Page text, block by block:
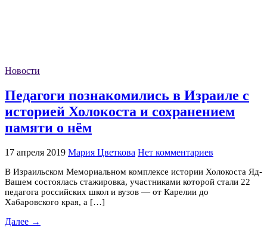
Новости
Педагоги познакомились в Израиле с
историей Холокоста и сохранением
памяти о нём
17 апреля 2019 Мария Цветкова Нет комментариев
В Израильском Мемориальном комплексе истории Холокоста Яд-
Вашем состоялась стажировка, участниками которой стали 22
педагога российских школ и вузов — от Карелии до
Хабаровского края, а […]
Далее →